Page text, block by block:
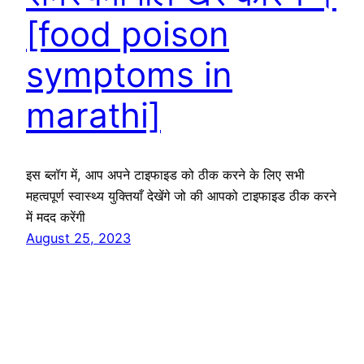
[food poison
symptoms in
marathi]
इस ब्लॉग में, आप अपने टाइफाइड को ठीक करने के लिए सभी
महत्वपूर्ण स्वास्थ्य युक्तियाँ देखेंगे जो की आपको टाइफाइड ठीक करने
में मदद करेंगी
August 25, 2023